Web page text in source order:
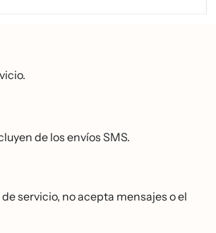
de los envíos SMS.
servicio, no acepta mensajes o el